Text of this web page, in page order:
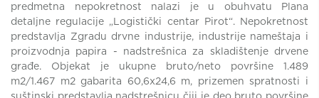
predmetna nepokretnost nalazi je u obuhvatu Plana
detaljne regulacije „Logistički centar Pirot“. Nepokretnost
predstavlja Zgradu drvne industrije, industrije nameštaja i
proizvodnja papira - nadstrešnica za skladištenje drvene
građe. Objekat je ukupne bruto/neto površine 1.489
m2/1.467 m2 gabarita 60,6x24,6 m, prizemen spratnosti i